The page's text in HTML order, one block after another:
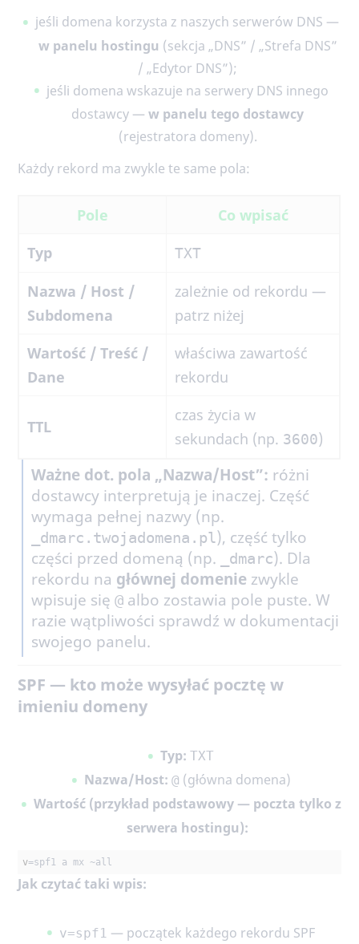
jeśli domena korzysta z naszych serwerów DNS —
w panelu hostingu (sekcja „DNS” / „Strefa DNS”
/ „Edytor DNS”);
jeśli domena wskazuje na serwery DNS innego
dostawcy — w panelu tego dostawcy
(rejestratora domeny).
Każdy rekord ma zwykle te same pola:
Pole
Co wpisać
Typ
TXT
Nazwa / Host /
Subdomena
zależnie od rekordu —
patrz niżej
Wartość / Treść /
Dane
właściwa zawartość
rekordu
TTL
czas życia w
sekundach (np. 3600)
Ważne dot. pola „Nazwa/Host”: różni
dostawcy interpretują je inaczej. Część
wymaga pełnej nazwy (np.
_dmarc.twojadomena.pl), część tylko
części przed domeną (np.
_dmarc). Dla
rekordu na głównej domenie zwykle
wpisuje się@ albo zostawia pole puste. W
razie wątpliwości sprawdź w dokumentacji
swojego panelu.
SPF — kto może wysyłać pocztę w
imieniu domeny
Typ: TXT
Nazwa/Host: @ (główna domena)
Wartość (przykład podstawowy — poczta tylko z
serwera hostingu):
v=spf1 a mx ~all
Jak czytać taki wpis:
v=spf1 — początek każdego rekordu SPF